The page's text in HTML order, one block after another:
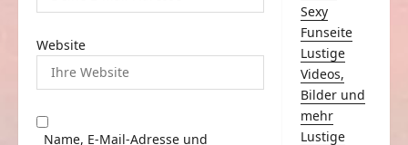
Website
Name, E-Mail-Adresse und
Sexy
Funseite
Lustige
Videos,
Bilder und
mehr
Lustige